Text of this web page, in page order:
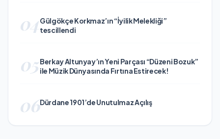
04Gülgökçe Korkmaz’ın “İyilik Melekliği”
tescillendi
05Berkay Altunyay’ın Yeni Parçası “Düzeni Bozuk”
ile Müzik Dünyasında Fırtına Estirecek!
06Dürdane 1901’de Unutulmaz Açılış